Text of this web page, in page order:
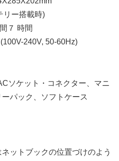
リー搭載時)
７ 時間
240V, 50-60Hz)
ソケット・コネクター、マニ
パック、ソフトケース
ットブックの位置づけのよう